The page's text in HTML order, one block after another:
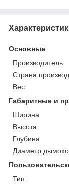
Основные
Производитель
Страна
Вес
Габаритные и
Ширина
Высота
Глубина
Диаметр
Тип